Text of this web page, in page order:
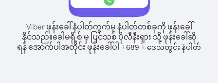
Viber ဖုန်းခေါ်နံပါတ်ကွက်မှ နံပါတ်တစ်ခုကို ဖုန်းခေါ်
နိုင်သည်။ခေါမရို့စ် မှ ပြင်သစ် ပိုလီနီးရှား သို့ ဖုန်းခေါ်ဆို
ရန် အောက်ပါအတိုင်း ဖုန်းခေါ်ပါ-+689 + ဒေသတွင်း နံပါတ်